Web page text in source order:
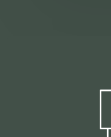
Trasti og Trine